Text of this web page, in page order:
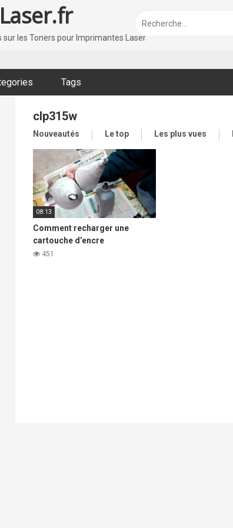
les Toners pour Imprimantes Laser
Tags
clp315w
Nouveautés Le top Les plus vues
08:13
Comment recharger une
cartouche d’encre
d’imprimante laser Samsung
451